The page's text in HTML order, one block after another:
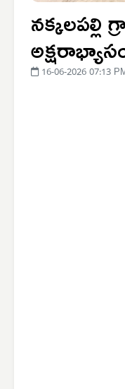
16-06-2026 07:13